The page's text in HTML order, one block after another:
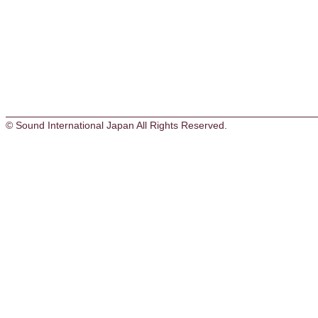
© Sound International Japan All Rights Reserved.